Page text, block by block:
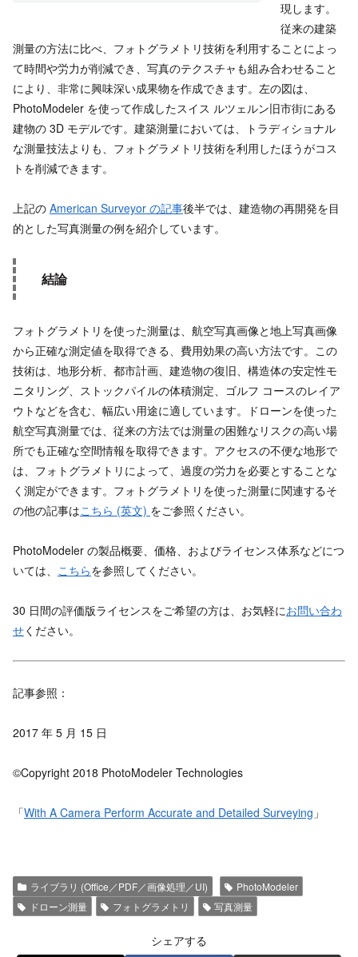
現します。
従来の建築
測量の方法に比べ、フォトグラメトリ技術を利用することによっ
て時間や労力が削減でき、写真のテクスチャも組み合わせること
により、非常に興味深い成果物を作成できます。左の図は、
PhotoModeler を使って作成したスイス ルツェルン旧市街にある
建物の 3D モデルです。建築測量においては、トラディショナル
な測量技法よりも、フォトグラメトリ技術を利用したほうがコス
トを削減できます。
上記の American Surveyor の記事後半では、建造物の再開発を目
的とした写真測量の例を紹介しています。
結論
フォトグラメトリを使った測量は、航空写真画像と地上写真画像
から正確な測定値を取得できる、費用効果の高い方法です。この
技術は、地形分析、都市計画、建造物の復旧、構造体の安定性モ
ニタリング、ストックパイルの体積測定、ゴルフ コースのレイア
ウトなどを含む、幅広い用途に適しています。ドローンを使った
航空写真測量では、従来の方法では測量の困難なリスクの高い場
所でも正確な空間情報を取得できます。アクセスの不便な地形で
は、フォトグラメトリによって、過度の労力を必要とすることな
く測定ができます。フォトグラメトリを使った測量に関連するそ
の他の記事はこちら (英文) をご参照ください。
PhotoModeler の製品概要、価格、およびライセンス体系などにつ
いては、 こちらを参照してください。
30 日間の評価版ライセンスをご希望の方は、お気軽にお問い合わ
せください。
記事参照：
2017 年 5 月 15 日
©Copyright 2018 PhotoModeler Technologies
「With A Camera Perform Accurate and Detailed Surveying 」
ライブラリ (Office／PDF／画像処理／UI)
PhotoModeler
ドローン測量
フォトグラメトリ 写真測量
シェアする